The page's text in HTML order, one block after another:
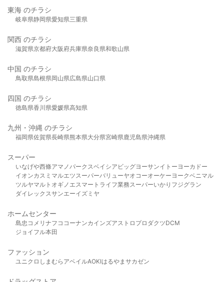
東海 のチラシ
岐阜県静岡県愛知県三重県
関西 のチラシ
滋賀県京都府大阪府兵庫県奈良県和歌山県
中国 のチラシ
鳥取県島根県岡山県広島県山口県
四国 のチラシ
徳島県香川県愛媛県高知県
九州・沖縄 のチラシ
福岡県佐賀県長崎県熊本県大分県宮崎県鹿児島県沖縄県
スーパー
いなげや西條アマノパークスベイシア ビッグヨーサンイトーヨーカドー
イオンカスミ マルエツスーパーバリューヤオコーオーケー ヨークベニマル
ツルヤマルト オギノ エスマート ライフ業務スーパーいかり フジグラン
ダイレックスサンエーイズミヤ
ホームセンター
島忠 コメリ ナフコ コーナンカインズアストロプロダクツDCM
ジョイフル本田
ファッション
ユニクロ しまむら アベイルAOKIはるやま サカゼン